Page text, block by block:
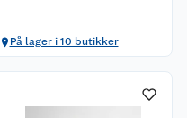
På lager i 10 butikker